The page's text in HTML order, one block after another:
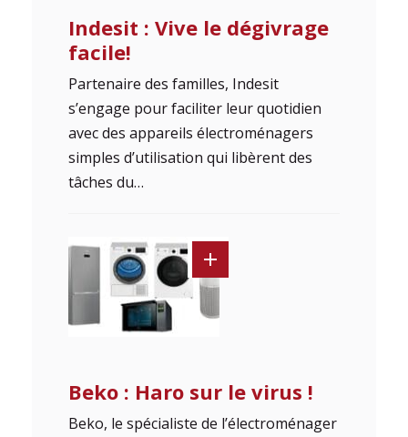
Indesit : Vive le dégivrage
facile!
Partenaire des familles, Indesit
s’engage pour faciliter leur quotidien
avec des appareils électroménagers
simples d’utilisation qui libèrent des
tâches du…
Beko : Haro sur le virus !
Beko, le spécialiste de l’électroménager